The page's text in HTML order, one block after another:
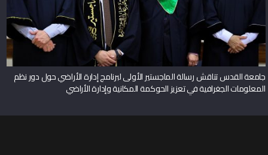
جامعة القدس تناقش رسالة الماجستير الأولى لبرنامج إدارة الأراضي حول دور نظم
المعلومات الجغرافية في تعزيز الحوكمة المكانية وإدارة الأراضي